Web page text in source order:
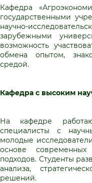
Кафедра
государственными
научно-
зарубежными
возможность
обмена опытом,
средой.
Кафедра с высоким
На кафедре
специалисты с
молодые
основе
подходов. Студенты
анализа,
решений.